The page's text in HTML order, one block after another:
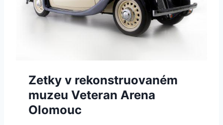
Zetky v rekonstruovaném
muzeu Veteran Arena
Olomouc